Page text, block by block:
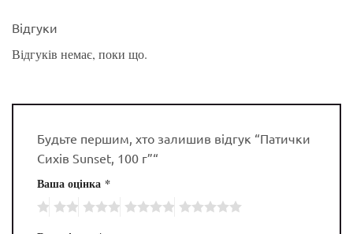
Відгуки
Відгуків немає, поки що.
Будьте першим, хто залишив відгук “Патички
Сихів Sunset, 100 г”“
Ваша оцінка *